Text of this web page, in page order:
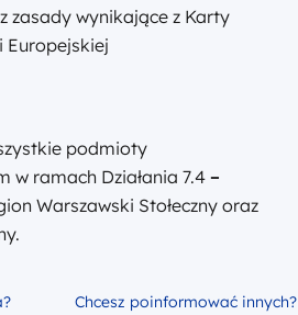
zasady wynikające z Karty
Europejskiej
podmioty
w ramach Działania 7.4 –
Warszawski Stołeczny oraz
Chcesz poinformować innych?